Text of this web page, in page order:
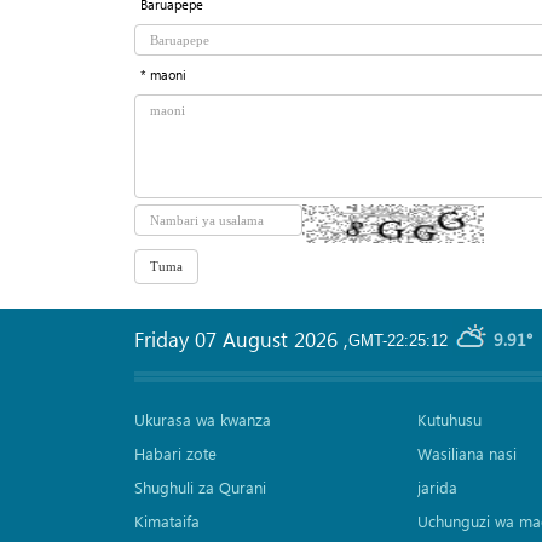
Baruapepe
* maoni
GMT-22:25:12 9.91°
Friday 07 August 2026 ,
Ukurasa wa kwanza
Habari zote
Shughuli za Qurani
Kimataifa
Kutuhusu
Wasiliana nasi
jarida
Uchunguzi wa